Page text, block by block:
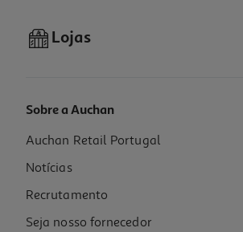
Meias Eu Sinto Raiva Tamanho 26-30
7.99 €/un
7,99 €
Lojas
Sobre a Auchan
Auchan Retail Portugal
Notícias
Recrutamento
Seja nosso fornecedor